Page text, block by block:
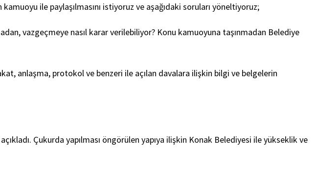
ile paylaşılmasını istiyoruz ve aşağıdaki soruları yöneltiyoruz;
vazgeçmeye nasıl karar verilebiliyor? Konu kamuoyuna taşınmadan Belediye
anlaşma, protokol ve benzeri ile açılan davalara ilişkin bilgi ve belgelerin
Çukurda yapılması öngörülen yapıya ilişkin Konak Belediyesi ile yükseklik ve